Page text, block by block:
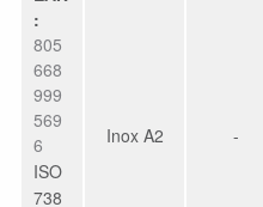
:
805
668
999
569
6
ISO
738
Inox A2 -